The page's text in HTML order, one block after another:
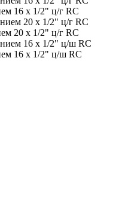
16 х 1/2" ц/г RC
20 х 1/2" ц/г RC
16 х 1/2" ц/ш RC